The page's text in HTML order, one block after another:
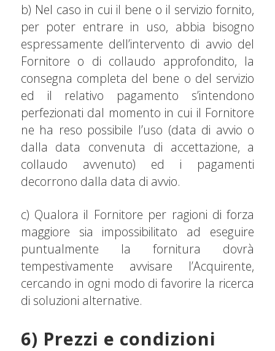
b) Nel caso in cui il bene o il servizio fornito,
per poter entrare in uso, abbia bisogno
espressamente dell’intervento di avvio del
Fornitore o di collaudo approfondito, la
consegna completa del bene o del servizio
ed il relativo pagamento s’intendono
perfezionati dal momento in cui il Fornitore
ne ha reso possibile l’uso (data di avvio o
dalla data convenuta di accettazione, a
collaudo avvenuto) ed i pagamenti
decorrono dalla data di avvio.
c) Qualora il Fornitore per ragioni di forza
maggiore sia impossibilitato ad eseguire
puntualmente la fornitura dovrà
tempestivamente avvisare l’Acquirente,
cercando in ogni modo di favorire la ricerca
di soluzioni alternative.
6) Prezzi e condizioni